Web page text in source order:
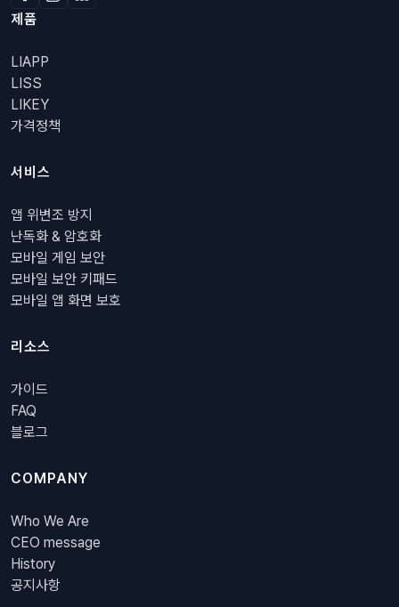
제품
LIAPP
LISS
LIKEY
가격정책
서비스
앱 위변조 방지
난독화 & 암호화
모바일 게임 보안
모바일 보안 키패드
모바일 앱 화면 보호
리소스
가이드
FAQ
블로그
COMPANY
Who We Are
CEO message
History
공지사항